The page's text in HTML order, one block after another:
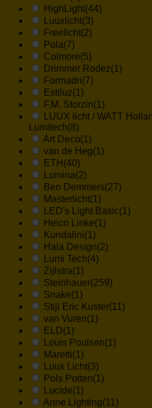
HighLight(44)
Luuxlicht(3)
Freelicht(2)
Pola(7)
Colmore(5)
Drimmer Rodez(1)
Formadri(7)
Estiluz(1)
F.M. Storzin(1)
LUUX licht / WATT
Lumitech(8)
Art Deco(1)
van de Heg(1)
ETH (40)
Lumina(2)
Ben Demmers(27)
Masterlicht(1)
LED's Light Basic(1)
Heico Linke(1)
Kundalini(1)
Hala Design(2)
Lumi Tech(4)
Zijlstra(1)
Steinhauer(259)
Snake(1)
Stijl Eric Kuster(11)
van Vuren(1)
ELD(1)
Louis Poulsen(1)
Maretti(1)
Luux Licht(3)
Pols Potten(1)
Lucide(1)
Anne Lighting(11)